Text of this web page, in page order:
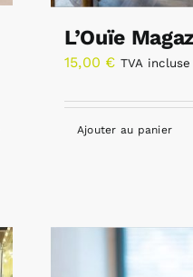
L’Ouïe
15,00 € TVA incluse
Ajouter au panier